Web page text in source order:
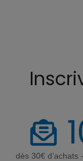
dès 30€